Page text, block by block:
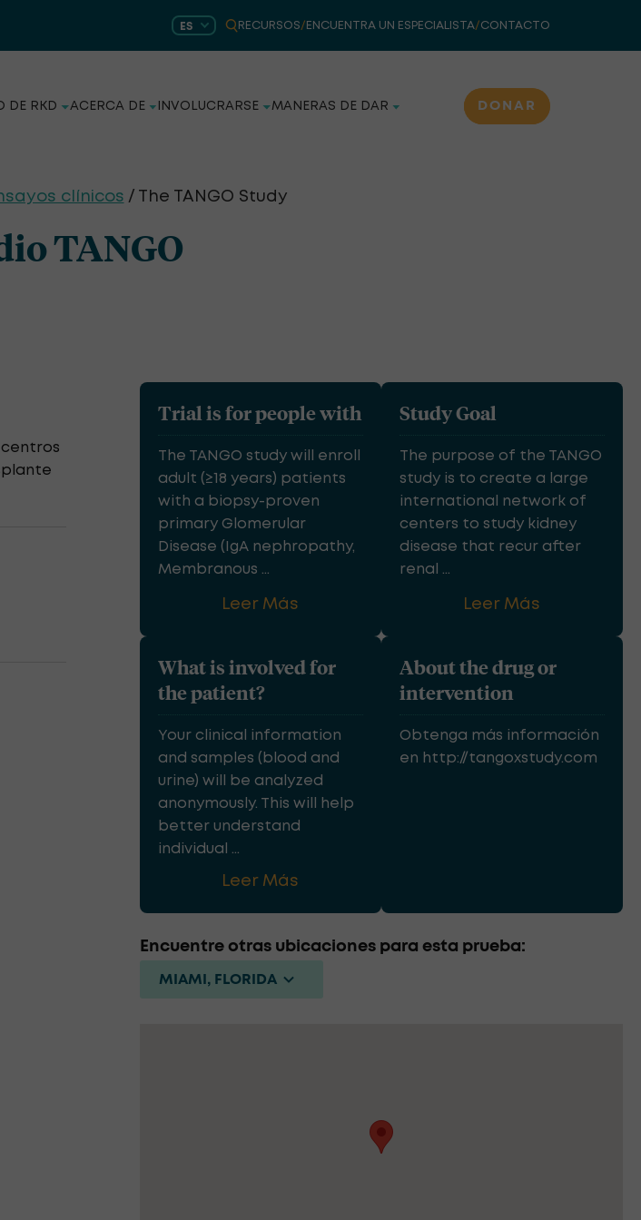
ES RECURSOS/ ENCUENTRA UN ESPECIALISTA/CONTACTO
DE RKD ACERCA DE INVOLUCRARSE MANERAS DE DAR DONAR
clínicos / The TANGO Study
TANGO
centros
Trial is for people with
The TANGO study will enroll
adult (≥18 years) patients
with a biopsy-proven
primary Glomerular
Disease (IgA nephropathy,
Membranous ...
Leer Más
Study Goal
The purpose of the TANGO
study is to create a large
international network of
centers to study kidney
disease that recur after
renal ...
Leer Más
What is involved for
the patient?
Your clinical information
and samples (blood and
urine) will be analyzed
anonymously. This will help
better understand
individual ...
Leer Más
About the drug or
intervention
Obtenga más información
en http://tangoxstudy.com
Encuentre otras ubicaciones para esta prueba:
MIAMI, FLORIDA